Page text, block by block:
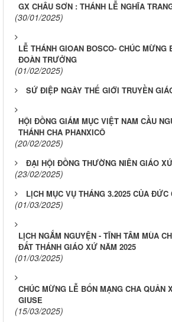
GX CHÂU SƠN : THÁNH LỄ NGHĨA
(30/01/2025)
LỄ THÁNH GIOAN BOSCO- CHÚC MỪNG
ĐOÀN TRƯỞNG
(01/02/2025)
SỨ ĐIỆP NGÀY THẾ GIỚI TRUYỀN
HỘI ĐỒNG GIÁM MỤC VIỆT NAM CẦU
THÁNH CHA PHANXICÔ
(20/02/2025)
ĐẠI HỘI ĐỒNG THƯỜNG NIÊN GIÁO
(23/02/2025)
LỊCH MỤC VỤ THÁNG 3.2025 CỦA ĐỨC
(01/03/2025)
LỊCH NGẮM NGUYỆN - TĨNH TÂM MÙA
ĐẤT THÁNH GIÁO XỨ NĂM 2025
(01/03/2025)
CHÚC MỪNG LỄ BỔN MẠNG CHA QUẢN
GIUSE
(15/03/2025)